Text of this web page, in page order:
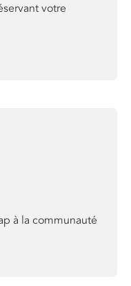
votre
à la communauté